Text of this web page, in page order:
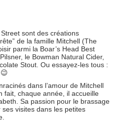
sont des créations
de la famille Mitchell (The
parmi la Boar’s Head Best
le Bowman Natural Cider,
Stout. Ou essayez-les tous :
dans l’amour de Mitchell
fait, chaque année, il accueille
Sa passion pour le brassage
visites dans les petites